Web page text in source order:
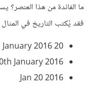
ما الفائدة من هذا العنصر؟
فقد يُكتب التاريخ في
20 January 2016
January 2016
Jan 20 2016